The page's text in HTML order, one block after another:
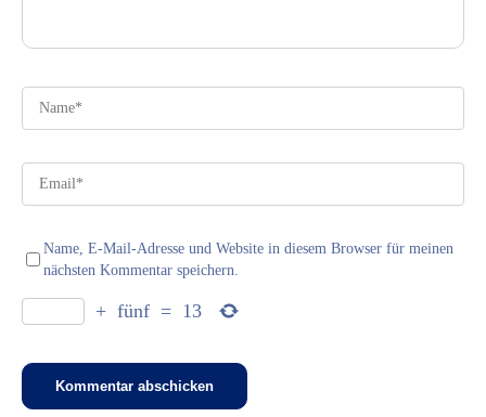
Name, E-Mail-Adresse und Website in diesem Browser für meinen
nächsten Kommentar speichern.
+ fünf = 13